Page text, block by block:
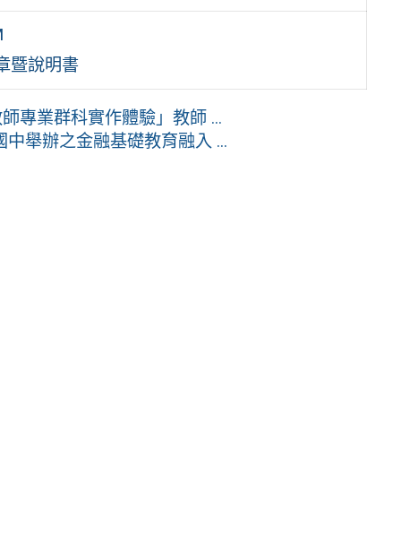
暨說明書
專業群科實作體驗」教師 ...
舉辦之金融基礎教育融入 ...